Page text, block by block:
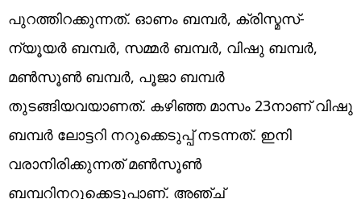
പുറത്തിറക്കുന്നത്. ഓണം ബമ്പർ, ക്രിസ്മസ്-
ന്യൂയർ ബമ്പർ, സമ്മർ ബമ്പർ, വിഷു ബമ്പർ,
മൺസൂൺ ബമ്പർ, പൂജാ ബമ്പർ
തുടങ്ങിയവയാണത്. കഴിഞ്ഞ മാസം 23നാണ് വിഷു
ബമ്പർ ലോട്ടറി നറുക്കെടുപ്പ് നടന്നത്. ഇനി
വരാനിരിക്കുന്നത് മൺസൂൺ
ബമ്പറിനറുക്കെടുപ്പാണ്. അഞ്ച്